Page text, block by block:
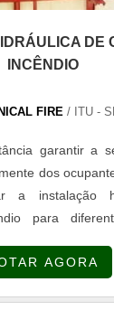
DE
INCÊNDIO
FIRE / ITU -
garantir a
dos
a instalação
para
tubos NBR
AGORA